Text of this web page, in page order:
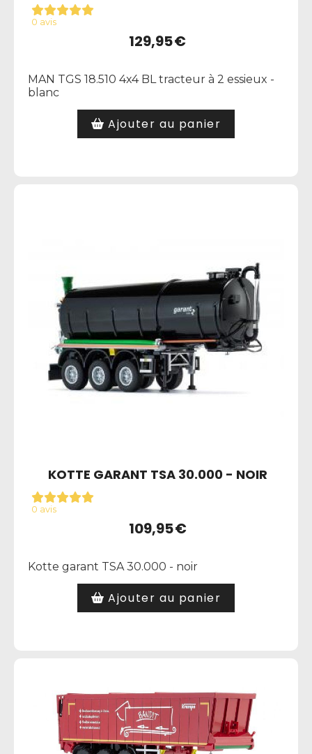
0 avis
129,95€
MAN TGS 18.510 4x4 BL tracteur à 2 essieux -
blanc
Ajouter au panier
KOTTE GARANT TSA 30.000 - NOIR
0 avis
109,95€
Kotte garant TSA 30.000 - noir
Ajouter au panier